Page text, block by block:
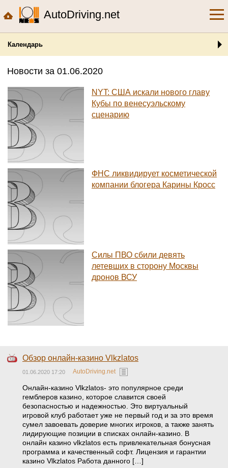
AutoDriving.net
Календарь
Новости за 01.06.2020
NYT: США искали нового главу
Кубы по венесуэльскому
сценарию
ФНС ликвидирует косметической
компании блогера Карины Кросс
Силы ПВО сбили девять
летевших в сторону Москвы
дронов ВСУ
Обзор онлайн-казино Vlkzlatos
01.06.2020 17:20 AutoDriving.net
Онлайн-казино Vlkzlatos- это популярное среди
гемблеров казино, которое славится своей
безопасностью и надежностью. Это виртуальный
игровой клуб работает уже не первый год и за это время
сумел завоевать доверие многих игроков, а также занять
лидирующие позиции в списках онлайн-казино. В
онлайн казино vlkzlatos есть привлекательная бонусная
программа и качественный софт. Лицензия и гарантии
казино Vlkzlatos Работа данного […]